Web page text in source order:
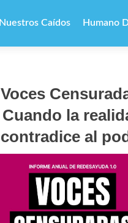
Nuestros Caídos Humano
Voces
Cuando la
contradice al